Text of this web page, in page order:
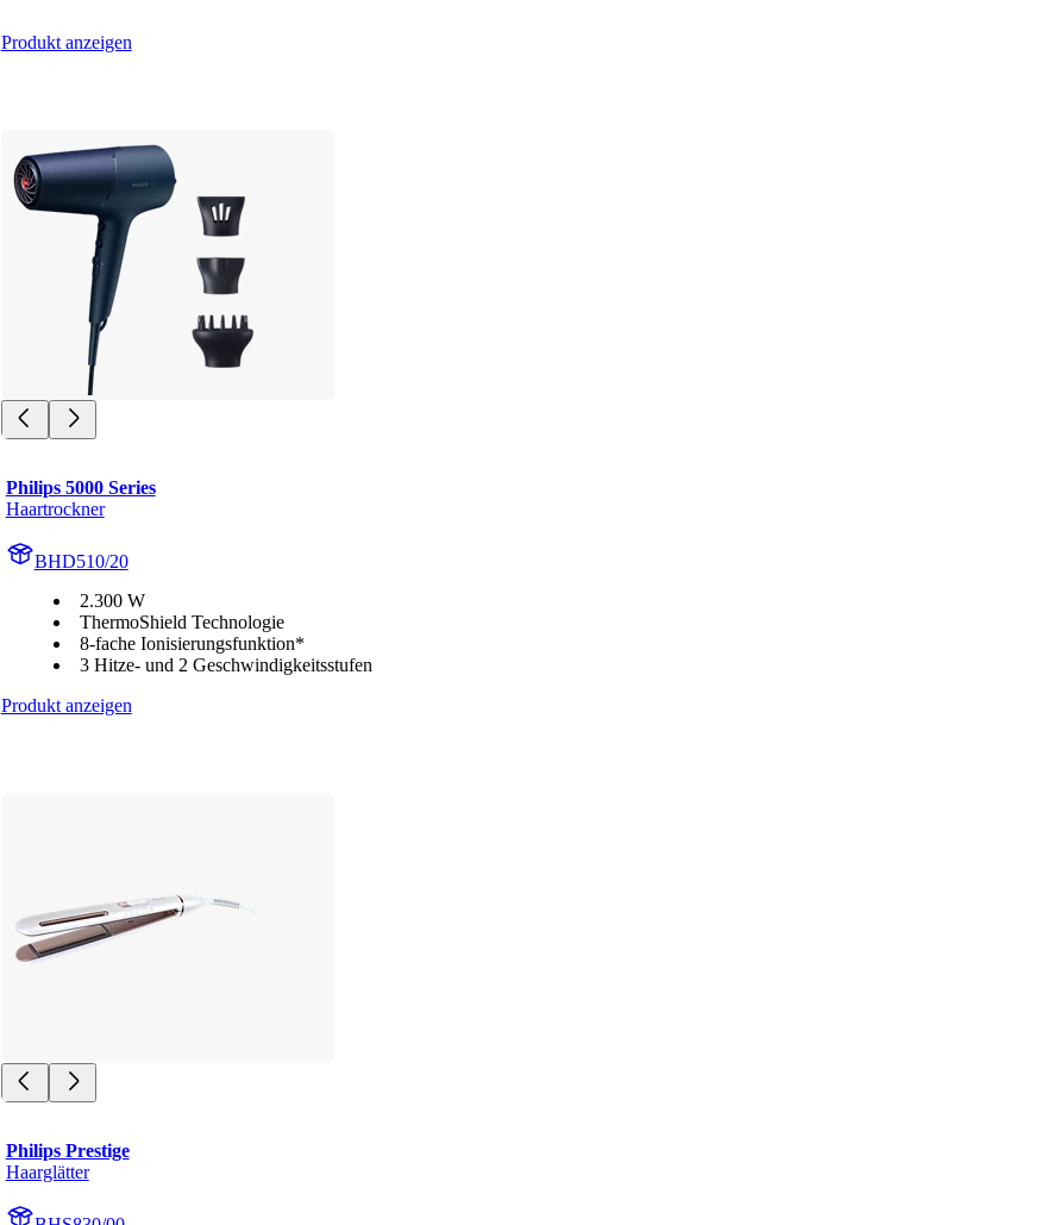
Produkt anzeigen
Philips 5000 Series
Haartrockner
BHD510/20
2.300 W
ThermoShield Technologie
8-fache Ionisierungsfunktion*
3 Hitze- und 2 Geschwindigkeitsstufen
Produkt anzeigen
Philips Prestige
Haarglätter